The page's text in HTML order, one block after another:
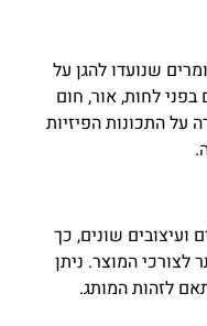
שנועדו להגן על
לחות, אור, חום
על התכונות הפיזיות
ועיצובים שונים, כך
לצורכי המוצר. ניתן
לזהות המותג.